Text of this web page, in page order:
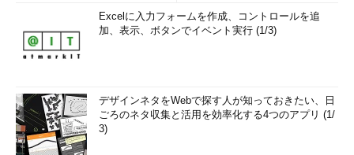
Excelに入力フォームを作成、コントロールを追
加、表示、ボタンでイベント実行 (1/3)
デザインネタをWebで探す人が知っておきたい、日
ごろのネタ収集と活用を効率化する4つのアプリ (1/
3)